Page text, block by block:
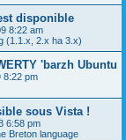
disponible
8:22 am
(1.1.x, 2.x ha 3.x)
'barzh Ubuntu
8:22 pm
sous Vista !
6:58 pm
Breton language